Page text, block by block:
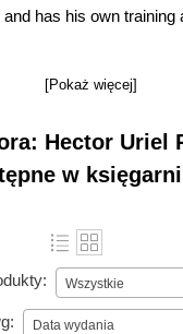
has his own training
[Pokaż więcej]
Hector Uriel
w
Wszystkie
Data wydania